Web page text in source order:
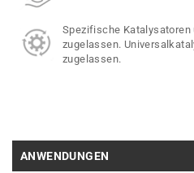
Spezifische Katalysatoren
zugelassen.
zugelassen.
ANWENDUNGEN